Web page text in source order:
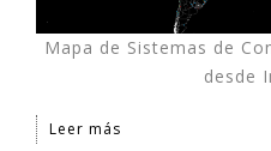
Mapa de Sistemas de
desde
Leer más